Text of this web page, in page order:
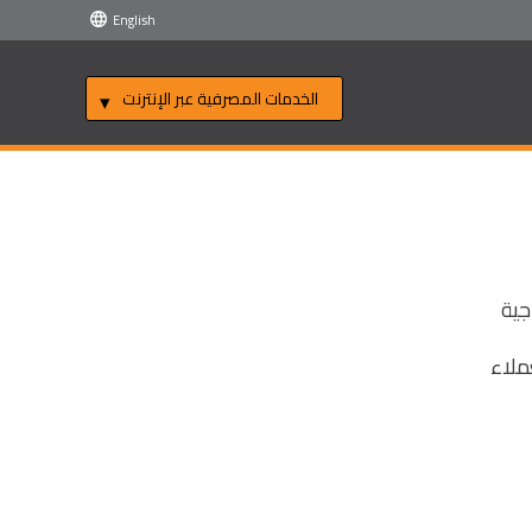
English
الخدمات المصرفية عبر الإنترنت